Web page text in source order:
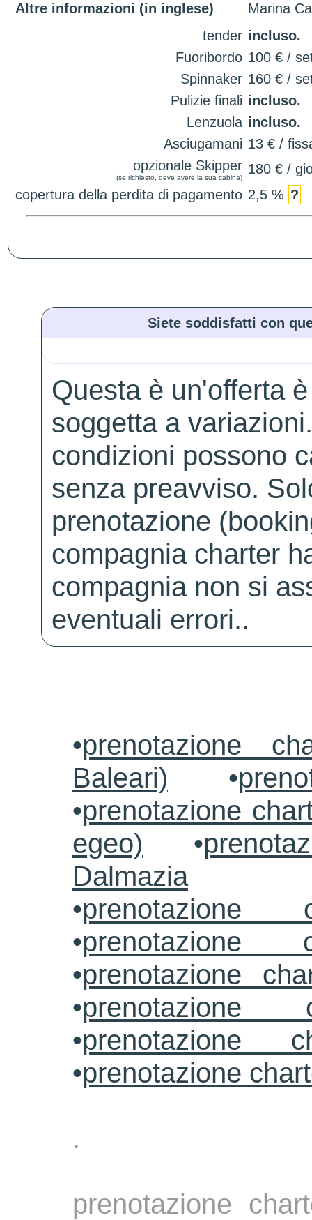
Altre informazioni (in inglese)
Marina
tender incluso.
Fuoribordo 100 € /
Spinnaker 160 € /
Pulizie finali incluso.
Lenzuola incluso.
Asciugamani 13 € /
opzionale Skipper
(se richiesto, deve avere la sua cabina)
180 € /
copertura della perdita di pagamento 2,5 % ?
Siete soddisfatti con
Questa è un'offerta
soggetta a
condizioni possono
senza preavviso.
prenotazione
compagnia charter
compagnia non si
eventuali errori..
•prenotazione
Baleari) •
•prenotazione
egeo) •
Dalmazia
•prenotazione
•prenotazione
•prenotazione
•prenotazione
•prenotazione
•prenotazione
.
prenotazione